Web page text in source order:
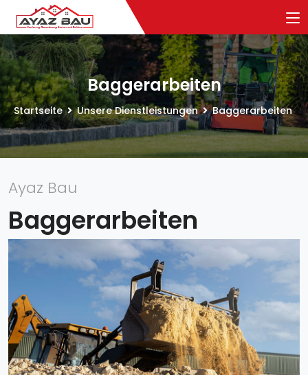
Baggerarbeiten
Startseite Unsere Dienstleistungen Baggerarbeiten
Ayaz Bau
Baggerarbeiten